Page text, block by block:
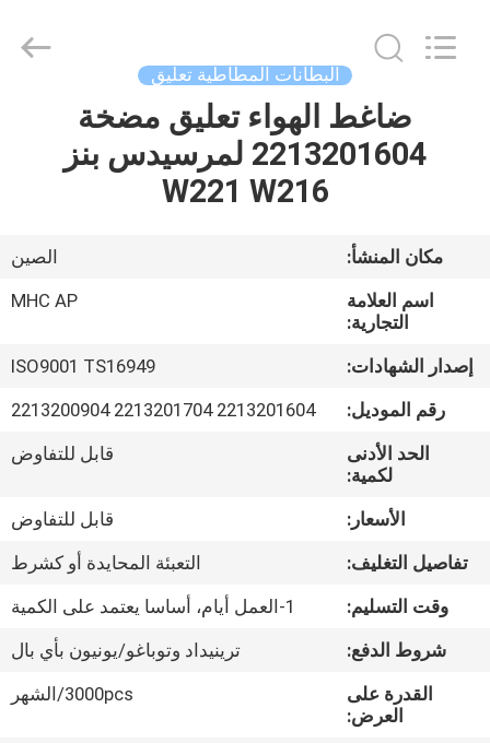
الصفحة
الرئيسية
معلومات
جولة
مراقبة
الجودة
اتصل
Limited.
البطانات المطاطية تعليق
ضاغط الهواء تعليق مضخة
2213201604 لمرسيدس بنز
W221 W216
مكان المنشأ:
الصين
اسم العلامة
التجارية:
MHC AP
إصدار الشهادات:
ISO9001 TS16949
رقم الموديل:
2213201604 2213201704 2213200904
الحد الأدنى
لكمية:
قابل للتفاوض
الأسعار:
قابل للتفاوض
تفاصيل التغليف:
التعبئة المحايدة أو كشرط
وقت التسليم:
1-العمل أيام، أساسا يعتمد على الكمية
شروط الدفع:
ترينيداد وتوباغو/يونيون بأي بال
القدرة على
العرض:
3000pcs/الشهر